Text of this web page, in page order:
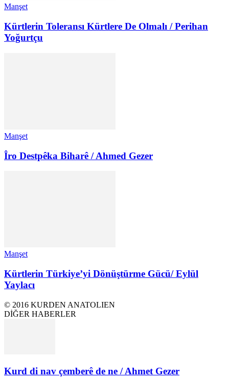
Manşet
Kürtlerin Toleransı Kürtlere De Olmalı / Perihan
Yoğurtçu
Manşet
Îro Destpêka Biharê / Ahmed Gezer
Manşet
Kürtlerin Türkiye’yi Dönüştürme Gücü/ Eylül
Yaylacı
© 2016 KURDEN ANATOLIEN
DİĞER HABERLER
Kurd di nav çemberê de ne / Ahmet Gezer